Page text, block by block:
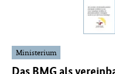
Ministerium
Das BMG als